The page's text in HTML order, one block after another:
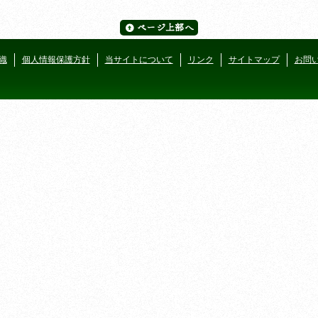
個人情報保護方針 当サイトについて リンク サイトマップ お問